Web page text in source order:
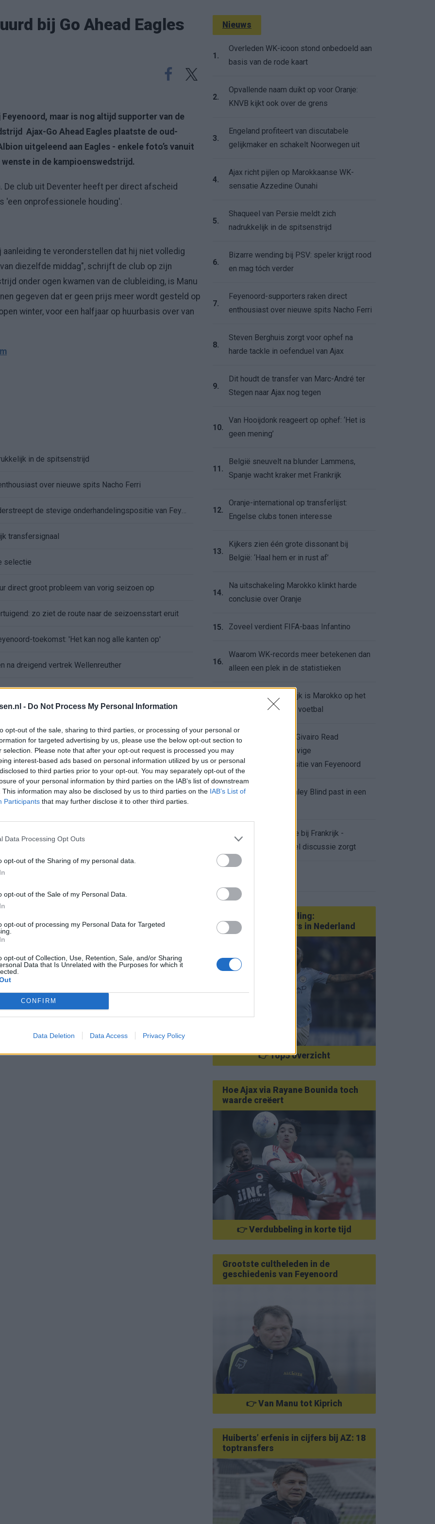
- Do Not Process My Personal Information
opt-out of the sale, sharing to third parties, or processing of your personal or
for targeted advertising by us, please use the below opt-out section to
selection. Please note that after your opt-out request is processed you may
interest-based ads based on personal information utilized by us or personal
to third parties prior to your opt-out. You may separately opt-out of the
of your personal information by third parties on the IAB’s list of downstream
This information may also be disclosed by us to third parties on the IAB’s List of
Participants that may further disclose it to other third parties.
Data Processing Opt Outs
opt-out of the Sharing of my personal data.
opt-out of the Sale of my Personal Data.
opt-out of processing my Personal Data for Targeted
opt-out of Collection, Use, Retention, Sale, and/or Sharing
Data that Is Unrelated with the Purposes for which it
CONFIRM
Data Deletion Data Access Privacy Policy
bij Go Ahead Eagles
maar is nog altijd supporter van de
Ajax-Go Ahead Eagles plaatste de oud-
uitgeleend aan Eagles - enkele foto’s vanuit
in de kampioenswedstrijd.
De club uit Deventer heeft per direct afscheid
'een onprofessionele houding'.
te veronderstellen dat hij niet volledig
diezelfde middag", schrijft de club op zijn
onder ogen kwamen van de clubleiding, is Manu
gegeven dat er geen prijs meer wordt gesteld op
winter, voor een halfjaar op huurbasis over van
in de spitsenstrijd
over nieuwe spits Nacho Ferri
transfersignaal
selectie
direct groot probleem van vorig seizoen op
zo ziet de route naar de seizoensstart eruit
toekomst: 'Het kan nog alle kanten op'
na dreigend vertrek Wellenreuther
nieuwe eerste keeper
Moussa: Feyenoord wacht op bod
Deventer: Feyenoorder zet woning te koop
over zijn gewicht
spelers op het WK 2026
programma richting seizoenstart
lef of overmoed?
nieuwe route
Gil Mora blijkt onhaalbaar voor Eredivisie-top
doelwit
Nieuws
1.
Overleden WK-icoon stond onbedoeld aan
basis van de rode kaart
2.
Opvallende naam duikt op voor Oranje:
KNVB kijkt ook over de grens
3.
Engeland profiteert van discutabele
gelijkmaker en schakelt Noorwegen uit
4.
Ajax richt pijlen op Marokkaanse WK-
sensatie Azzedine Ounahi
5.
Shaqueel van Persie meldt zich
nadrukkelijk in de spitsenstrijd
6.
Bizarre wending bij PSV: speler krijgt rood
en mag tóch verder
7.
Feyenoord-supporters raken direct
enthousiast over nieuwe spits Nacho Ferri
8.
Steven Berghuis zorgt voor ophef na
harde tackle in oefenduel van Ajax
9.
Dit houdt de transfer van Marc-André ter
Stegen naar Ajax nog tegen
10.
Van Hooijdonk reageert op ophef: ‘Het is
geen mening’
11.
België sneuvelt na blunder Lammens,
Spanje wacht kraker met Frankrijk
12.
Oranje-international op transferlijst:
Engelse clubs tonen interesse
13.
Kijkers zien één grote dissonant bij
België: ‘Haal hem er in rust af’
14.
Na uitschakeling Marokko klinkt harde
conclusie over Oranje
15. Zoveel verdient FIFA-baas Infantino
16.
Waarom WK-records meer betekenen dan
alleen een plek in de statistieken
Voor de Schilderswijk is Marokko op het
WK meer dan alleen voetbal
18.
Afgewezen bod op Givairo Read
onderstreept de stevige
onderhandelingspositie van Feyenoord
De terugkeer van Daley Blind past in een
Waarom de arbitrage bij Frankrijk -
Marokko voor zoveel discussie zorgt
Van Götze tot Sterling:
statementtransfers in Nederland
👉 Top5 overzicht
Hoe Ajax via Rayane Bounida toch
waarde creëert
👉 Verdubbeling in korte tijd
Grootste cultheleden in de
geschiedenis van Feyenoord
👉 Van Manu tot Kiprich
Huiberts’ erfenis in cijfers bij AZ: 18
toptransfers